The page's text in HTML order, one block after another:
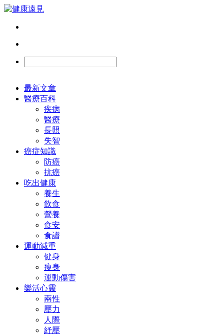
最新文章
醫療百科
疾病
醫療
長照
失智
癌症知識
防癌
抗癌
吃出健康
養生
飲食
營養
食安
食譜
運動減重
健身
瘦身
運動傷害
樂活心靈
兩性
壓力
人際
紓壓